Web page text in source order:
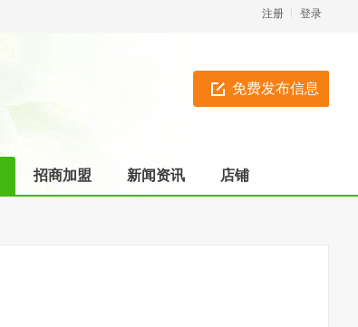
登录
注册
免费发布信息
招商加盟 新闻资讯 店铺